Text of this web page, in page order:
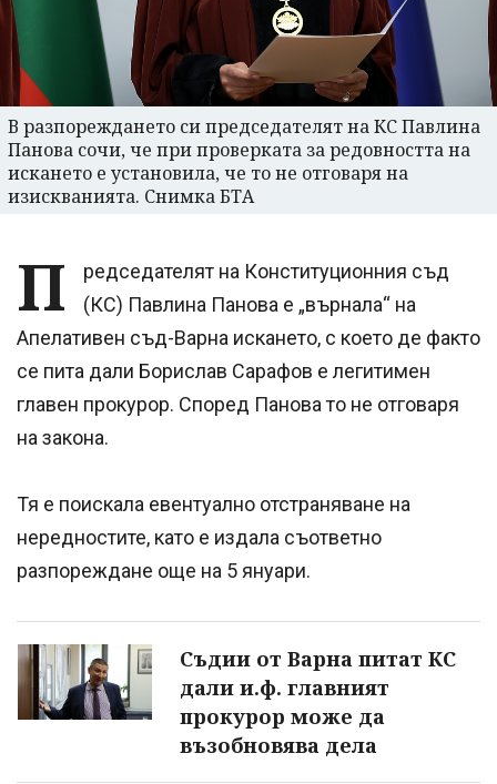
В разпореждането си председателят на КС Павлина
Панова сочи, че при проверката за редовността на
искането е установила, че то не отговаря на
изискванията. Снимка БТА
П
редседателят на Конституционния съд
(КС) Павлина Панова е „върнала“ на
Апелативен съд-Варна искането, с което де факто
се пита дали Борислав Сарафов е легитимен
главен прокурор. Според Панова то не отговаря
на закона.
Тя е поискала евентуално отстраняване на
нередностите, като е издала съответно
разпореждане още на 5 януари.
Съдии от Варна питат КС
дали и.ф. главният
прокурор може да
възобновява дела